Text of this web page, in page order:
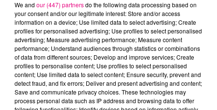
We and our (447) partnersdo the following data processing based on
your consent and/or our legitimate interest: Store and/or access
information on a device; Use limited data to select advertising; Create
profiles for personalised advertising; Use profiles to select personalised
advertising; Measure advertising performance; Measure content
performance; Understand audiences through statistics or combinations
of data from different sources; Develop and improve services; Create
profiles to personalise content; Use profiles to select personalised
content; Use limited data to select content; Ensure security, prevent and
detect fraud, and fix errors; Deliver and present advertising and content;
Save and communicate privacy choices. These technologies may
process personal data such as IP address and browsing data to offer